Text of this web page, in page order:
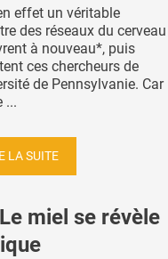
effet un véritable
des réseaux du cerveau
à nouveau*, puis
ces chercheurs de
de Pennsylvanie. Car
...
LA SUITE
miel se révèle